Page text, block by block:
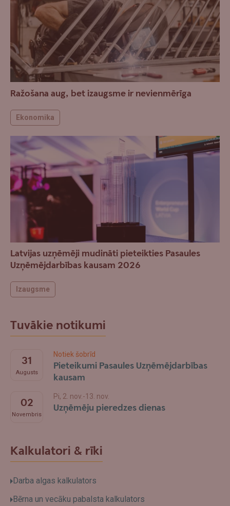
Ražošana aug, bet izaugsme ir nevienmērīga
Ekonomika
Latvijas uzņēmēji mudināti pieteikties Pasaules
Uzņēmējdarbības kausam 2026
Izaugsme
Tuvākie notikumi
31
Augusts
Notiek šobrīd
Pieteikumi Pasaules Uzņēmējdarbības
kausam
02
Novembris
Pi, 2. nov.-13. nov.
Uzņēmēju pieredzes dienas
Kalkulatori & rīki
Darba algas kalkulators
Bērna un vecāku pabalsta kalkulators